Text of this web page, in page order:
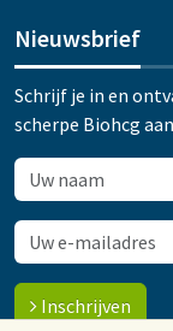
Nieuwsbrief
Schrijf je in en
scherpe Biohcg
Inschrijven